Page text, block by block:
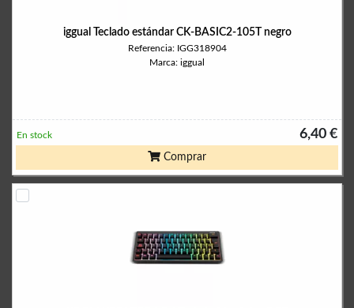
iggual Teclado estándar CK-BASIC2-105T negro
Referencia: IGG318904
Marca: iggual
6,40 €
En stock
Comprar